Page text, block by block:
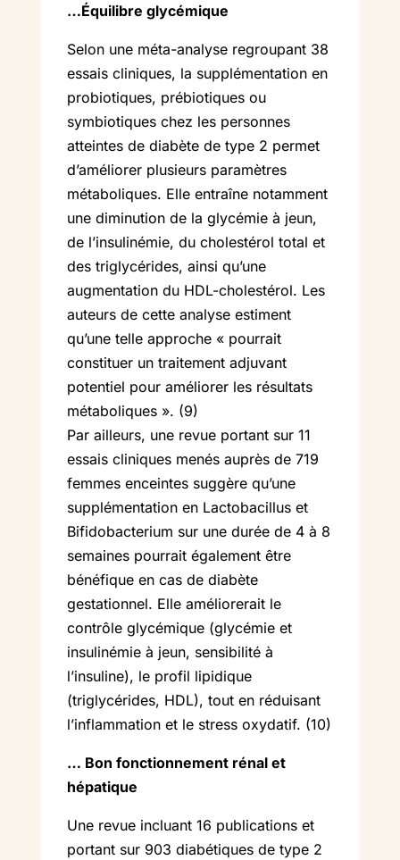
…Équilibre glycémique
Selon une méta-analyse regroupant 38
essais cliniques, la supplémentation en
probiotiques, prébiotiques ou
symbiotiques chez les personnes
atteintes de diabète de type 2 permet
d’améliorer plusieurs paramètres
métaboliques. Elle entraîne notamment
une diminution de la glycémie à jeun,
de l’insulinémie, du cholestérol total et
des triglycérides, ainsi qu’une
augmentation du HDL-cholestérol. Les
auteurs de cette analyse estiment
qu’une telle approche « pourrait
constituer un traitement adjuvant
potentiel pour améliorer les résultats
métaboliques ». (9)
Par ailleurs, une revue portant sur 11
essais cliniques menés auprès de 719
femmes enceintes suggère qu’une
supplémentation en Lactobacillus et
Bifidobacterium sur une durée de 4 à 8
semaines pourrait également être
bénéfique en cas de diabète
gestationnel. Elle améliorerait le
contrôle glycémique (glycémie et
insulinémie à jeun, sensibilité à
l’insuline), le profil lipidique
(triglycérides, HDL), tout en réduisant
l’inflammation et le stress oxydatif. (10)
… Bon fonctionnement rénal et
hépatique
Une revue incluant 16 publications et
portant sur 903 diabétiques de type 2